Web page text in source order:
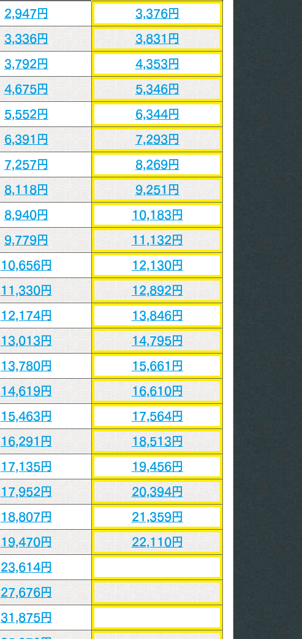
2,947円 3,376円
3,336円 3,831円
3,792円 4,353円
4,675円 5,346円
5,552円 6,344円
6,391円 7,293円
7,257円 8,269円
8,118円 9,251円
8,940円 10,183円
9,779円 11,132円
10,656円 12,130円
11,330円 12,892円
12,174円 13,846円
13,013円 14,795円
13,780円 15,661円
14,619円 16,610円
15,463円 17,564円
16,291円 18,513円
17,135円 19,456円
17,952円 20,394円
18,807円 21,359円
19,470円 22,110円
23,614円
27,676円
31,875円